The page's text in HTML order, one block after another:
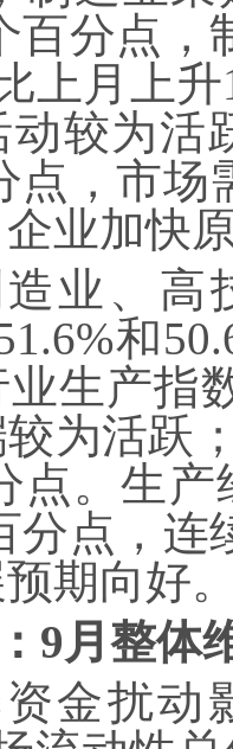
百分点
上月上
动较为活
点，市场
业加快
业、高
和
生产指
为活跃
点。生
分点，连
期向好
9月整体
金扰动